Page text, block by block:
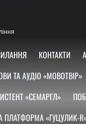
КОНТАКТИ
ТА АУДІО «МОВОТВІР»
«СЕМАРГЛ»
«ГУЦУЛИК-